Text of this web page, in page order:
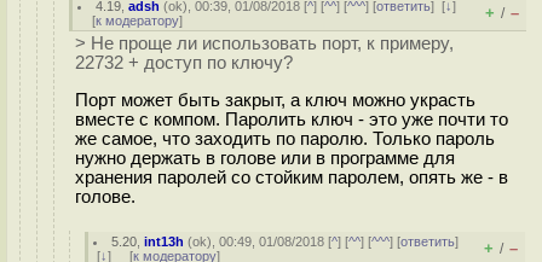
4.19 ,adsh (ok), 00:39, 01/08/2018 [^] [^^] [^^^] [ответить][↓]
[к модератору] + / –
> Не проще ли использовать порт, к примеру,
22732 + доступ по ключу?
Порт может быть закрыт, а ключ можно украсть
вместе с компом. Паролить ключ - это уже почти то
же самое, что заходить по паролю. Только пароль
нужно держать в голове или в программе для
хранения паролей со стойким паролем, опять же - в
голове.
5.20 ,int13h (ok), 00:49, 01/08/2018 [^] [^^] [^^^] [ответить]
[↓] [к модератору] + / –